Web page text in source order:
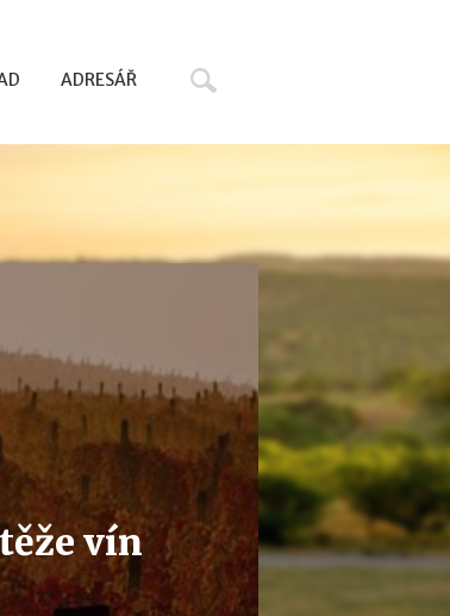
ADRESÁŘ
vín